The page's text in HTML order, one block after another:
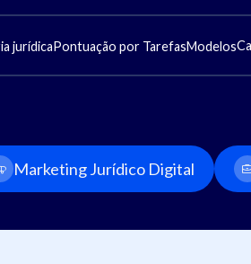
jurídicaPontuação por TarefasModelos
Marketing Jurídico Digital